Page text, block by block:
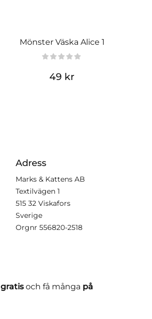
Mönster Väska Alice 1
49 kr
Adress
Marks & Kattens AB
Textilvägen 1
515 32 Viskafors
Sverige
Orgnr 556820-2518
gratisoch få många på